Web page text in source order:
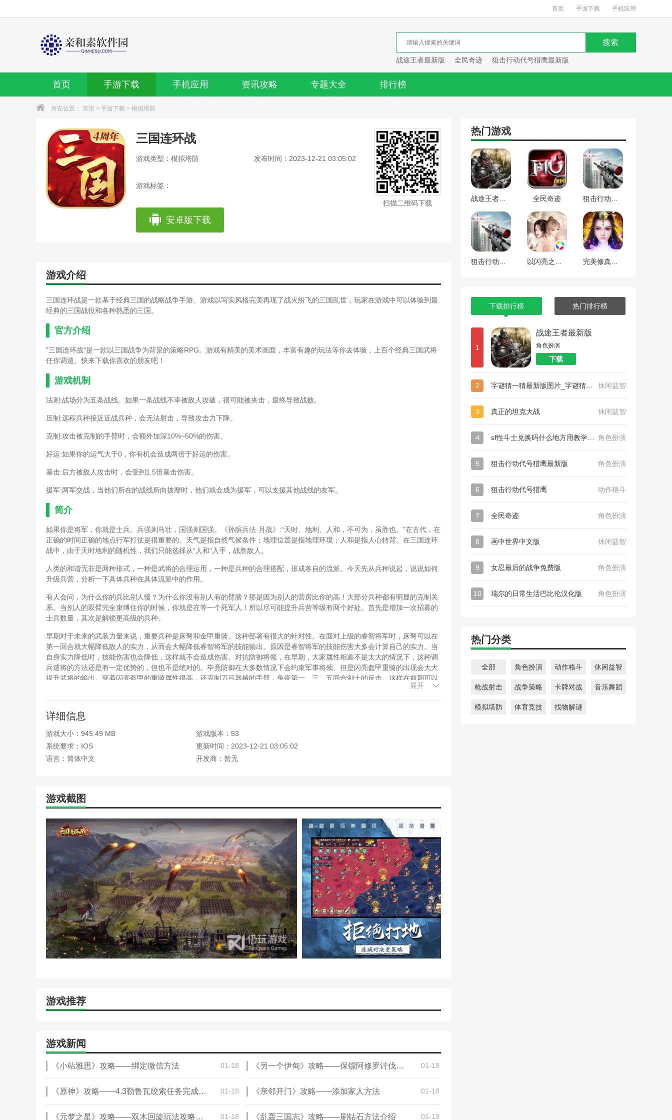
首页 手游下载 手机应用
战途王者最新版 全民奇迹 狙击行动代号猎鹰最新版
首页 手游下载 手机应用 资讯攻略 专题大全 排行榜
所在位置： 首页 > 手游下载 > 模拟塔防
三国连环战
游戏类型：模拟塔防 发布时间：2023-12-21 03:05:02
游戏标签：
安卓版下载
扫描二维码下载
游戏介绍
三国连环战是一款基于经典三国的战略战争手游。游戏以写实风格完美再现了战火纷飞的三国乱世，玩家在游戏中可以体验到最
经典的三国战役和各种熟悉的三国。
官方介绍
"三国连环战"是一款以三国战争为背景的策略RPG。游戏有精美的美术画面，丰富有趣的玩法等你去体验，上百个经典三国武将
任你调遣。快来下载你喜欢的朋友吧！
游戏机制
法则:战场分为五条战线。如果一条战线不幸被敌人攻破，很可能被夹击，最终导致战败。
压制:远程兵种接近近战兵种，会无法射击，导致攻击力下降。
克制:攻击被克制的手臂时，会额外加深10%~50%的伤害。
好运:如果你的运气大于0，你有机会造成两倍于好运的伤害。
暴击:后方被敌人攻击时，会受到1.5倍暴击伤害。
援军:两军交战，当他们所在的战线所向披靡时，他们就会成为援军，可以支援其他战线的友军。
简介
如果你是将军，你就是士兵。兵强则马壮，国强则国强。《孙膑兵法·月战》:“天时、地利、人和，不可为，虽胜也。”在古代，在
正确的时间正确的地点行军打仗是很重要的。天气是指自然气候条件；地理位置是指地理环境；人和是指人心转背。在三国连环
战中，由于天时地利的随机性，我们只能选择从“人和”入手，战胜敌人。
人类的和谐无非是两种形式，一种是武将的合理运用，一种是兵种的合理搭配，形成各自的流派。今天先从兵种说起，说说如何
升级兵营，分析一下具体兵种在具体流派中的作用。
有人会问，为什么你的兵比别人慢？为什么你没有别人有的臂膀？那是因为别人的营房比你的高！大部分兵种都有明显的克制关
系。当别人的双臂完全束缚住你的时候，你就是在等一个死军人！所以尽可能提升兵营等级有两个好处。首先是增加一次招募的
士兵数量，其次是解锁更高级的兵种。
早期对于未来的武装力量来说，重要兵种是床弩和金甲重骑。这种部署有很大的针对性。在面对上级的睿智将军时，床弩可以在
第一回合就大幅降低敌人的实力，从而会大幅降低睿智将军的技能输出。原因是睿智将军的技能伤害大多会计算自己的实力。当
自身实力降低时，技能伤害也会降低，这样就不会造成伤害。对抗防御将领，在早期，大家属性相差不是太大的情况下，这种调
兵遣将的方法还是有一定优势的，但也不是绝对的。毕竟防御在大多数情况下会约束军事将领。但是闪亮盔甲重骑的出现会大大
提升武将的输出。穿着闪亮盔甲的重骑属性很高，还克制刀弓器械的手臂，免疫第一、三、五回合剑士的反击。这样在前期可以
尤为重要。核心兵种是刀士兵和枪士兵，因为除了第一把刀士兵，枪士兵在生存力高的同时输出还不错，足以应付各种场合。当
关于防御将领，我玩的时候对防御将领研究的不是很深，但是看到大神们前期都选择了剑盾兵和枪盾兵作为主要兵种。至于原
因，我还没想清楚，需要你自己去发现。
1。非常好玩的沙盒策略战争游戏，三国时代竞技对抗
3。游戏界面非常漂亮，玩家可以体验到最流畅的操作
4、因地制宜用科技还原真实战争
边肖评估
三国连环战让玩家体验互相竞争的战斗过程，将挂机游戏置于休闲状态，轻松挂机各种需要的资源。在这里，玩家需要不断发展
自己的力量，带领自己稍微攻城略地，结束这个乱世。
更新日志
1.添加现役武将，放在后续相关活动中。
2.部分军事指挥官技能平衡的调整
游戏视频
展开
详细信息
游戏大小：945.49 MB
游戏版本：53
系统要求：IOS
更新时间：2023-12-21 03:05:02
语言：简体中文
开发商：暂无
游戏截图
游戏推荐
游戏新闻
《小站雅思》攻略——绑定微信方法 01-18 《另一个伊甸》攻略——保镖阿修罗讨伐攻略 01-18
《原神》攻略——4.3勒鲁瓦绞索任务完成攻略 01-18 《亲邻开门》攻略——添加家人方法 01-18
《元梦之星》攻略——双木回旋玩法攻略一览 01-18 《乱轰三国志》攻略——刷钻石方法介绍 01-18
热门游戏
全民奇迹
下载排行榜 热门排行榜
1
战途王者最新版
角色扮演
下载
2 休闲益智
3 真正的坦克大战 休闲益智
4 角色扮演
5 狙击行动代号猎鹰最新版 角色扮演
6 狙击行动代号猎鹰 动作格斗
7 全民奇迹 角色扮演
8 画中世界中文版 休闲益智
9 女忍最后的战争免费版 角色扮演
10 瑞尔的日常生活巴比伦汉化版 角色扮演
热门分类
全部 角色扮演 动作格斗 休闲益智
枪战射击 战争策略 卡牌对战 音乐舞蹈
模拟塔防 体育竞技 找物解谜